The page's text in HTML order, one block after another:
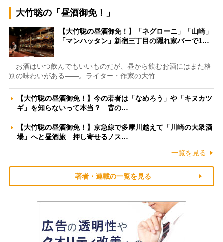
大竹聡の「昼酒御免！」
【大竹聡の昼酒御免！】「ネグローニ」「山崎」
「マンハッタン」新宿三丁目の隠れ家バーで1…
お酒はいつ飲んでもいいものだが、昼から飲むお酒にはまた格
別の味わいがある――。ライター・作家の大竹…
【大竹聡の昼酒御免！】今の若者は「なめろう」や「キヌカツ
ギ」を知らないって本当？ 昔の…
【大竹聡の昼酒御免！】京急線で多摩川越えて「川崎の大衆酒
場」へと昼酒旅 押し寄せるノス…
一覧を見る
著者・連載の一覧を見る